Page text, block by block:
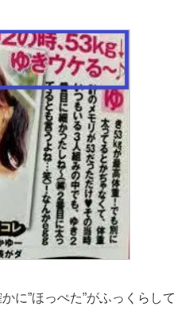
に”ほっぺた”がふっくらして